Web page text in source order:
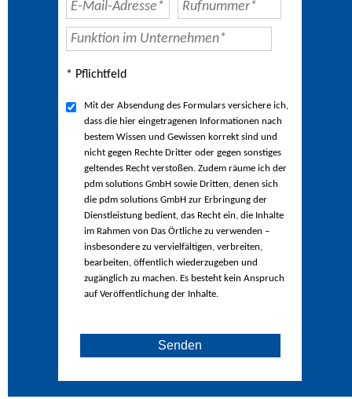
* Pflichtfeld
Mit der Absendung des Formulars versichere ich,
dass die hier eingetragenen Informationen nach
bestem Wissen und Gewissen korrekt sind und
nicht gegen Rechte Dritter oder gegen sonstiges
geltendes Recht verstoßen. Zudem räume ich der
pdm solutions GmbH sowie Dritten, denen sich
die pdm solutions GmbH zur Erbringung der
Dienstleistung bedient, das Recht ein, die Inhalte
im Rahmen von Das Örtliche zu verwenden –
insbesondere zu vervielfältigen, verbreiten,
bearbeiten, öffentlich wiederzugeben und
zugänglich zu machen. Es besteht kein Anspruch
auf Veröffentlichung der Inhalte.
Senden